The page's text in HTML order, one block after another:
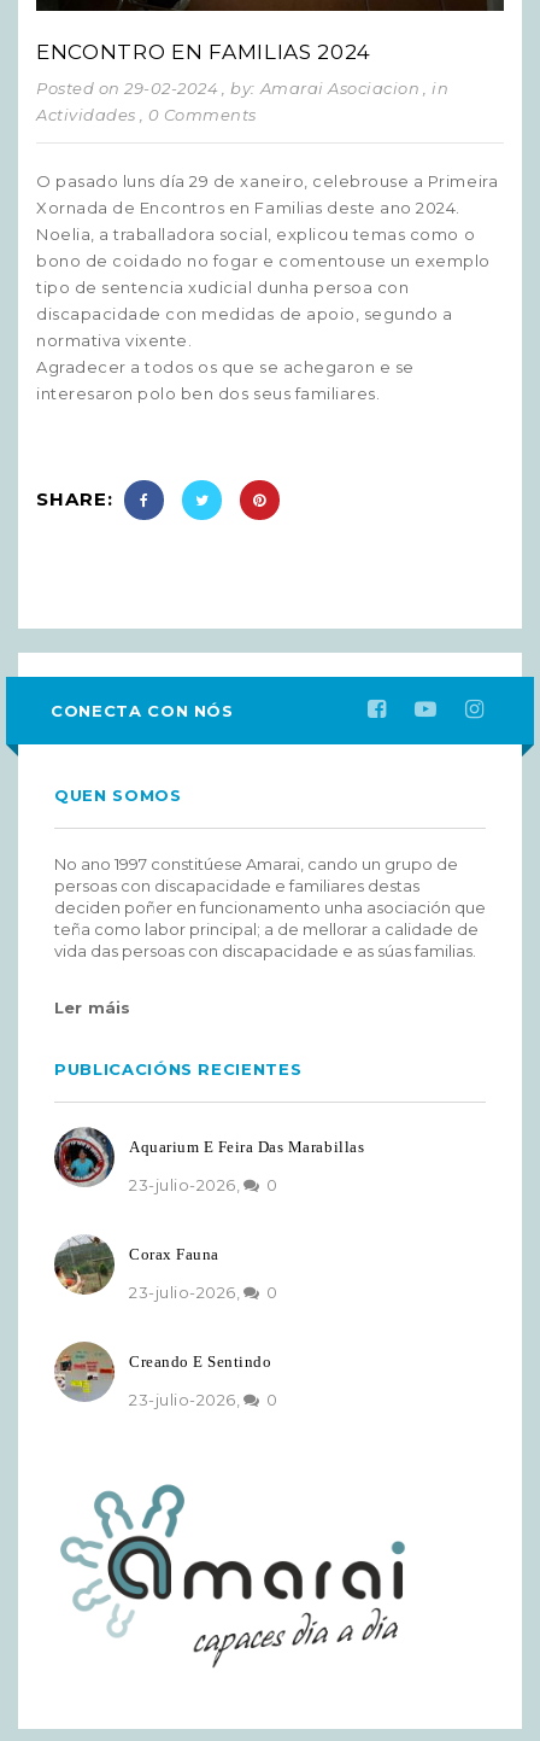
ENCONTRO EN FAMILIAS 2024
Posted on 29-02-2024 , by: Amarai Asociacion
, in
Actividades
, 0 Comments
O pasado luns día 29 de xaneiro, celebrouse a Primeira
Xornada de Encontros en Familias deste ano 2024.
Noelia, a traballadora social, explicou temas como o
bono de coidado no fogar e comentouse un exemplo
tipo de sentencia xudicial dunha persoa con
discapacidade con medidas de apoio, segundo a
normativa vixente.
Agradecer a todos os que se achegaron e se
interesaron polo ben dos seus familiares.
SHARE:
CONECTA CON NÓS
QUEN SOMOS
No ano 1997 constitúese Amarai, cando un grupo de
persoas con discapacidade e familiares destas
deciden poñer en funcionamento unha asociación que
teña como labor principal; a de mellorar a calidade de
vida das persoas con discapacidade e as súas familias.
Ler máis
PUBLICACIÓNS RECIENTES
Aquarium E Feira Das Marabillas
23-julio-2026, 0
Corax Fauna
23-julio-2026, 0
Creando E Sentindo
23-julio-2026, 0